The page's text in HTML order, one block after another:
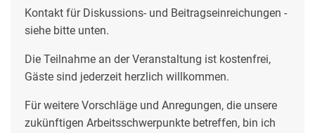
Kontakt für Diskussions- und Beitragseinreichungen -
siehe bitte unten.
Die Teilnahme an der Veranstaltung ist kostenfrei,
Gäste sind jederzeit herzlich willkommen.
Für weitere Vorschläge und Anregungen, die unsere
zukünftigen Arbeitsschwerpunkte betreffen, bin ich